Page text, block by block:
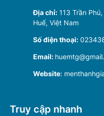
Địa chỉ: 113 Trần
Huế, Việt Nam
Số điện thoại:
Email:
Website:
Truy cập nhanh